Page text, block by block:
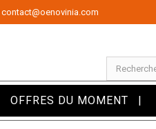
contact@oenovinia.com
OFFRES DU MOMENT